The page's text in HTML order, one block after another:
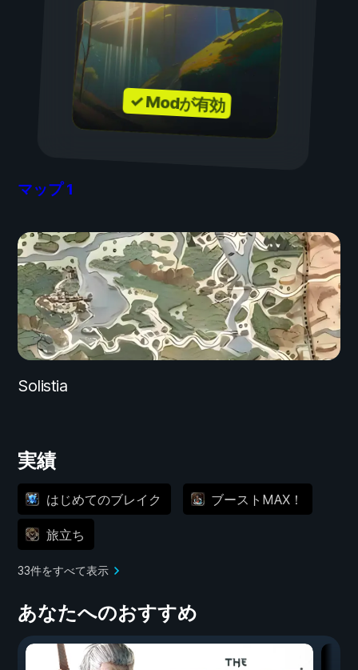
✓ Modが有効
マップ1
Solistia
実績
はじめてのブレイク ブーストMAX！
旅立ち
33件をすべて表示
あなたへのおすすめ